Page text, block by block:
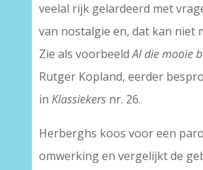
veelal rijk gelardeerd met
van nostalgie en, dat kan niet
Zie als voorbeeldAl die mooie
Rutger Kopland, eerder
in Klassiekersnr. 26.
Herberghs koos voor een
omwerking en vergelijkt de